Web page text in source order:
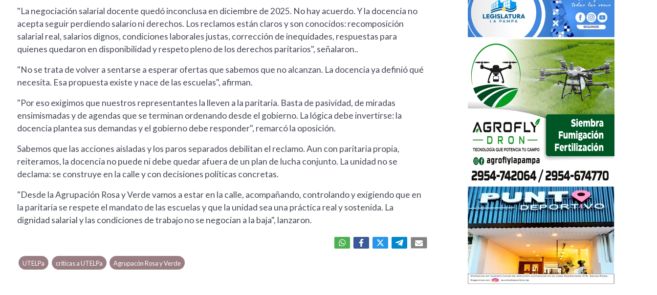
"La negociación salarial docente quedó inconclusa en diciembre de 2025. No hay acuerdo. Y la docencia no
acepta seguir perdiendo salario ni derechos. Los reclamos están claros y son conocidos: recomposición
salarial real, salarios dignos, condiciones laborales justas, corrección de inequidades, respuestas para
quienes quedaron en disponibilidad y respeto pleno de los derechos paritarios", señalaron..
"No se trata de volver a sentarse a esperar ofertas que sabemos que no alcanzan. La docencia ya definió qué
necesita. Esa propuesta existe y nace de las escuelas", afirman.
"Por eso exigimos que nuestros representantes la lleven a la paritaria. Basta de pasividad, de miradas
ensimismadas y de agendas que se terminan ordenando desde el gobierno. La lógica debe invertirse: la
docencia plantea sus demandas y el gobierno debe responder", remarcó la oposición.
Sabemos que las acciones aisladas y los paros separados debilitan el reclamo. Aun con paritaria propia,
reiteramos, la docencia no puede ni debe quedar afuera de un plan de lucha conjunto. La unidad no se
declama: se construye en la calle y con decisiones políticas concretas.
"Desde la Agrupación Rosa y Verde vamos a estar en la calle, acompañando, controlando y exigiendo que en
la paritaria se respete el mandato de las escuelas y que la unidad sea una práctica real y sostenida. La
dignidad salarial y las condiciones de trabajo no se negocian a la baja", lanzaron.
UTELPa críticas a UTELPa Agrupacón Rosa y Verde